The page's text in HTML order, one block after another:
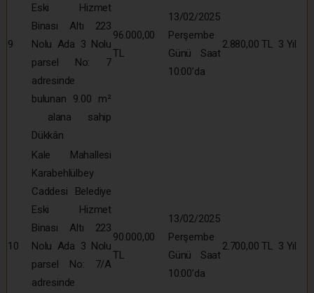
9
Eski Hizmet
Binası Altı 223
Nolu Ada 3 Nolu
parsel No: 7
adresinde
bulunan 9.00 m²
alana sahip
Dükkân
96.000,00
TL
13/02/2025
Perşembe
Günü Saat
10:00’da
2.880,00 TL 3 Yıl
10
Kale Mahallesi
Karabehlülbey
Caddesi Belediye
Eski Hizmet
Binası Altı 223
Nolu Ada 3 Nolu
parsel No: 7/A
adresinde
90.000,00
TL
13/02/2025
Perşembe
Günü Saat
10:00’da
2.700,00 TL 3 Yıl